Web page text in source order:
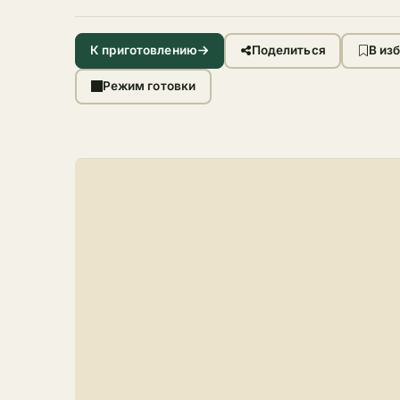
К приготовлению Поделиться В
Режим готовки